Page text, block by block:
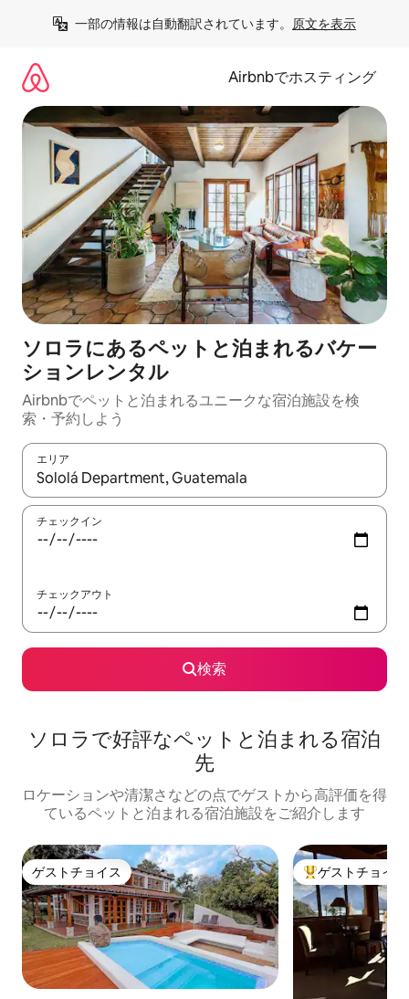
一部の情報は自動翻訳されています。 原文を表示
Airbnbでホスティング
ソロラにあるペットと泊まれるバケー
ションレンタル
Airbnbでペットと泊まれるユニークな宿泊施設を検
索・予約しよう
エリア
検索結果が表示されたら、上下の矢印キーを使って移動するか
チェックイン
チェックアウト
検索
ソロラで好評なペットと泊まれる宿泊
先
ロケーションや清潔さなどの点でゲストから高評価を得
ているペットと泊まれる宿泊施設をご紹介します
ゲストチョイス
ゲストチョイス 大好評のゲスト
ゲストチョイス